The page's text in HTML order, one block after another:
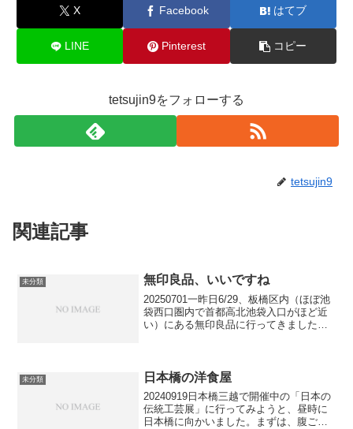
X Facebook はてブ
LINE Pinterest コピー
tetsujin9をフォローする
tetsujin9
関連記事
未分類 無印良品、いいですね
20250701一昨日6/29、板橋区内（ほぼ池
袋西口圏内で首都高北池袋入口がほど近
い）にある無印良品に行ってきました。
を邪魔せぬ...
未分類 日本橋の洋食屋
20240919日本橋三越で開催中の「日本の
伝統工芸展」に行ってみようと、昼時に
日本橋に向かいました。まずは、腹ごし